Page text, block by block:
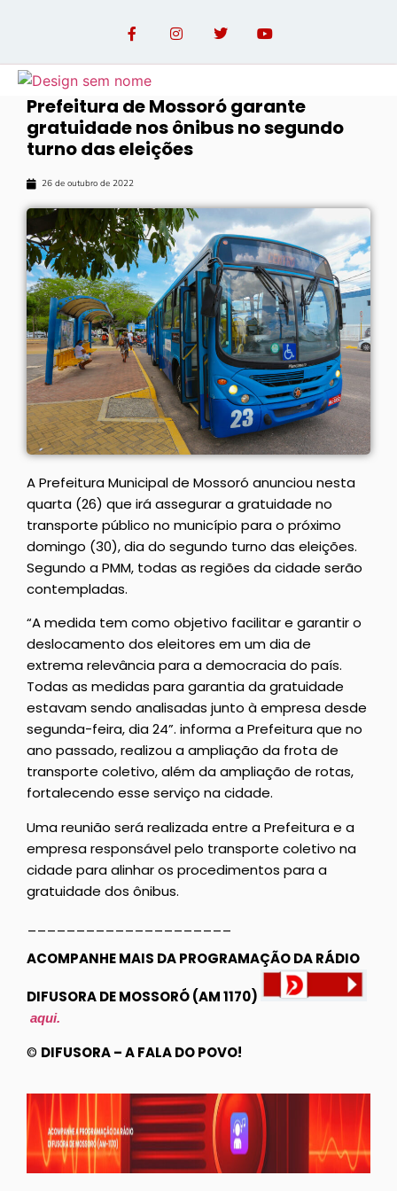
Prefeitura de Mossoró garante
gratuidade nos ônibus no segundo
turno das eleições
26 de outubro de 2022
A Prefeitura Municipal de Mossoró anunciou nesta
quarta (26) que irá assegurar a gratuidade no
transporte público no município para o próximo
domingo (30), dia do segundo turno das eleições.
Segundo a PMM, todas as regiões da cidade serão
contempladas.
“A medida tem como objetivo facilitar e garantir o
deslocamento dos eleitores em um dia de
extrema relevância para a democracia do país.
Todas as medidas para garantia da gratuidade
estavam sendo analisadas junto à empresa desde
segunda-feira, dia 24”. informa a Prefeitura que no
ano passado, realizou a ampliação da frota de
transporte coletivo, além da ampliação de rotas,
fortalecendo esse serviço na cidade.
Uma reunião será realizada entre a Prefeitura e a
empresa responsável pelo transporte coletivo na
cidade para alinhar os procedimentos para a
gratuidade dos ônibus.
ACOMPANHE MAIS DA PROGRAMAÇÃO DA RÁDIO
DIFUSORA DE MOSSORÓ (AM 1170)
aqui.
© DIFUSORA – A FALA DO POVO!